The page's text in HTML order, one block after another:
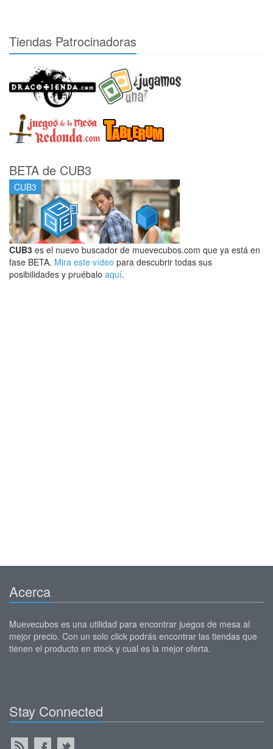
Tiendas Patrocinadoras
BETA de CUB3
CUB3
CUB3 es el nuevo buscador de muevecubos.com que ya está en
fase BETA. Mira este vídeo para descubrir todas sus
posibilidades y pruébalo aquí.
Acerca
Muevecubos es una utilidad para encontrar juegos de mesa al
mejor precio. Con un solo click podrás encontrar las tiendas que
tienen el producto en stock y cual es la mejor oferta.
Stay Connected